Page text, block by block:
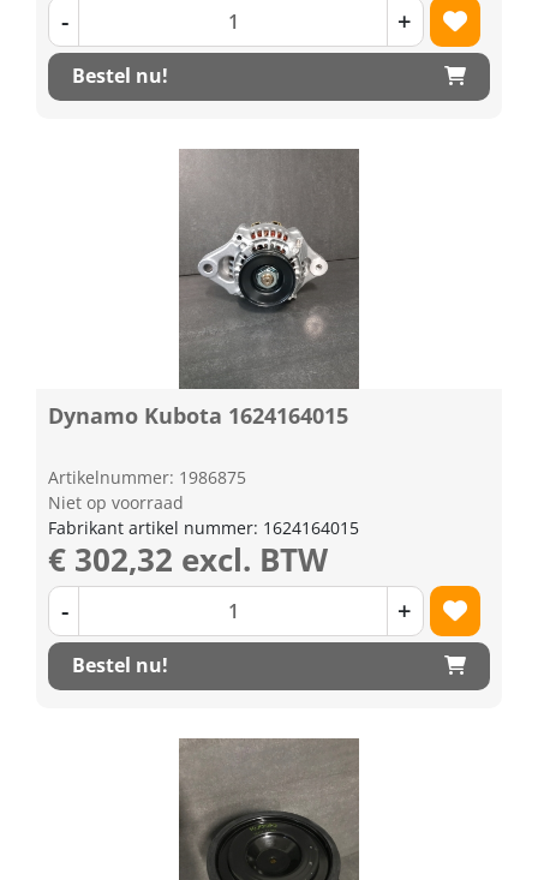
- +
Bestel nu!
Dynamo Kubota 1624164015
Artikelnummer: 1986875
Niet op voorraad
Fabrikant artikel nummer: 1624164015
€ 302,32 excl. BTW
- +
Bestel nu!